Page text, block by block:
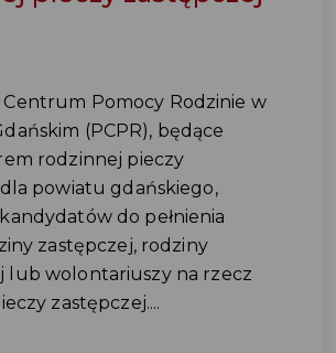
Pomocy Rodzinie w
(PCPR), będące
rodzinnej pieczy
powiatu gdańskiego,
do pełnienia
zastępczej, rodziny
lub wolontariuszy na rzecz
zastępczej....